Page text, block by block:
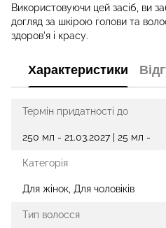
Використовуючи цей засіб, ви
догляд за шкірою голови та
здоров'я і красу.
Характеристики
Термін придатності до
250 мл - 21.03.2027 | 25 мл -
Категорія
Для жінок, Для чоловіків
Тип волосся